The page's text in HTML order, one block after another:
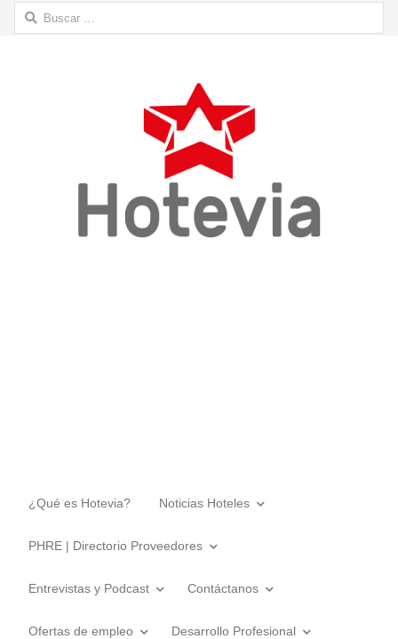
Buscar:
¿Qué es Hotevia? Noticias Hoteles
PHRE | Directorio Proveedores
Entrevistas y Podcast Contáctanos
Ofertas de empleo Desarrollo Profesional